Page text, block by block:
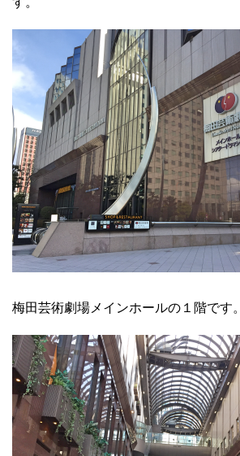
梅田芸術劇場メインホールの１階です。